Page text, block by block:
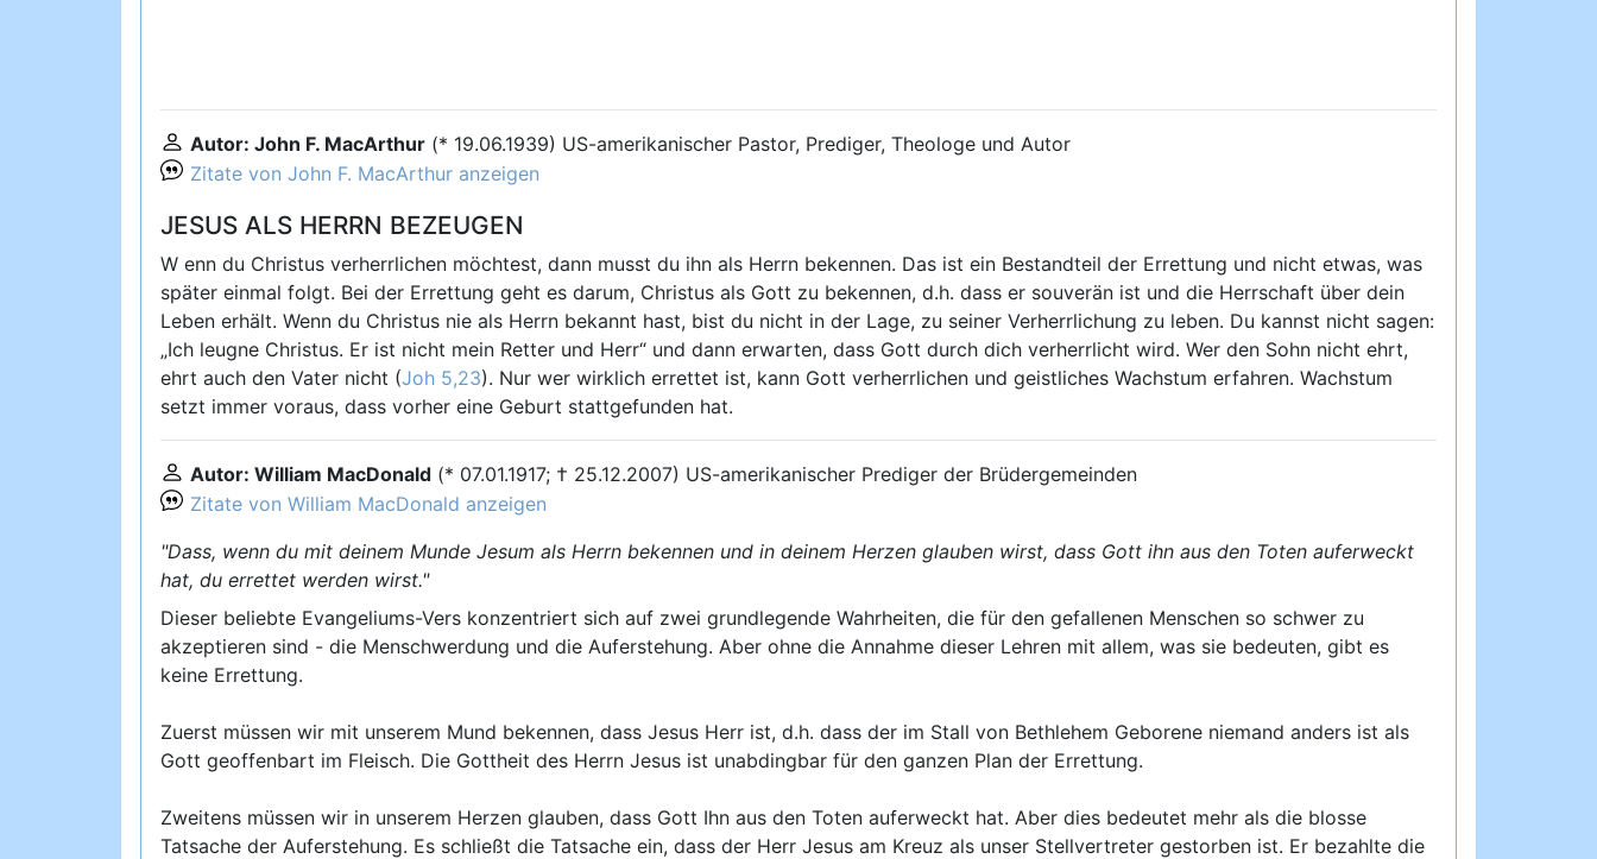
Autor: John F. MacArthur (* 19.06.1939) US-amerikanischer Pastor, Prediger, Theologe und Autor
Zitate von John F. MacArthur anzeigen
JESUS ALS HERRN BEZEUGEN
W enn du Christus verherrlichen möchtest, dann musst du ihn als Herrn bekennen. Das ist ein Bestandteil der Errettung und nicht etwas, was
später einmal folgt. Bei der Errettung geht es darum, Christus als Gott zu bekennen, d.h. dass er souverän ist und die Herrschaft über dein
Leben erhält. Wenn du Christus nie als Herrn bekannt hast, bist du nicht in der Lage, zu seiner Verherrlichung zu leben. Du kannst nicht sagen:
„Ich leugne Christus. Er ist nicht mein Retter und Herr“ und dann erwarten, dass Gott durch dich verherrlicht wird. Wer den Sohn nicht ehrt,
ehrt auch den Vater nicht (Joh 5,23). Nur wer wirklich errettet ist, kann Gott verherrlichen und geistliches Wachstum erfahren. Wachstum
setzt immer voraus, dass vorher eine Geburt stattgefunden hat.
Autor: William MacDonald (* 07.01.1917; † 25.12.2007) US-amerikanischer Prediger der Brüdergemeinden
Zitate von William MacDonald anzeigen
"Dass, wenn du mit deinem Munde Jesum als Herrn bekennen und in deinem Herzen glauben wirst, dass Gott ihn aus den Toten auferweckt
hat, du errettet werden wirst."
Dieser beliebte Evangeliums-Vers konzentriert sich auf zwei grundlegende Wahrheiten, die für den gefallenen Menschen so schwer zu
akzeptieren sind - die Menschwerdung und die Auferstehung. Aber ohne die Annahme dieser Lehren mit allem, was sie bedeuten, gibt es
keine Errettung.
Zuerst müssen wir mit unserem Mund bekennen, dass Jesus Herr ist, d.h. dass der im Stall von Bethlehem Geborene niemand anders ist als
Gott geoffenbart im Fleisch. Die Gottheit des Herrn Jesus ist unabdingbar für den ganzen Plan der Errettung.
Zweitens müssen wir in unserem Herzen glauben, dass Gott Ihn aus den Toten auferweckt hat. Aber dies bedeutet mehr als die blosse
Tatsache der Auferstehung. Es schließt die Tatsache ein, dass der Herr Jesus am Kreuz als unser Stellvertreter gestorben ist. Er bezahlte die